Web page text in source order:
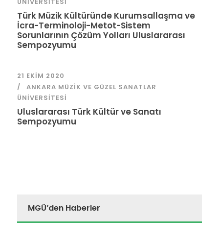
Türk Müzik Kültüründe Kurumsallaşma ve
İcra-Terminoloji-Metot-Sistem
Sorunlarının Çözüm Yolları Uluslararası
Sempozyumu
21 EKIM 2020
ANKARA MÜZIK VE GÜZEL SANATLAR
ÜNIVERSITESI
Uluslararası Türk Kültür ve Sanatı
Sempozyumu
MGÜ’den Haberler